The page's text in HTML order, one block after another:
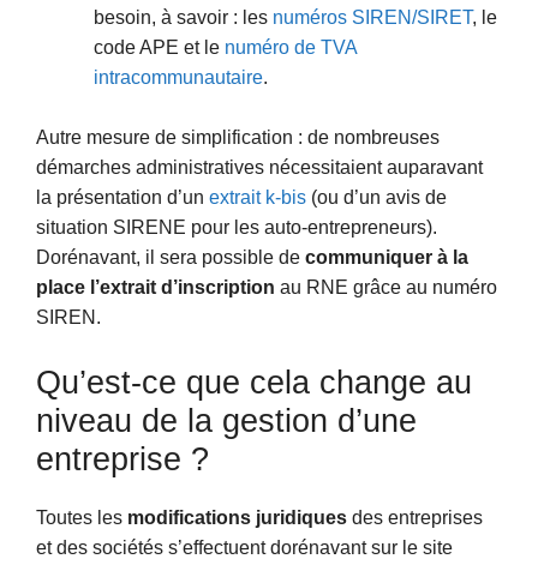
besoin, à savoir : les numéros SIREN/SIRET, le
code APE et le numéro de TVA
intracommunautaire.
Autre mesure de simplification : de nombreuses
démarches administratives nécessitaient auparavant
la présentation d’un extrait k-bis (ou d’un avis de
situation SIRENE pour les auto-entrepreneurs).
Dorénavant, il sera possible de communiquer à la
place l’extrait d’inscription au RNE grâce au numéro
SIREN.
Qu’est-ce que cela change au
niveau de la gestion d’une
entreprise ?
Toutes les modifications juridiques des entreprises
et des sociétés s’effectuent dorénavant sur le site